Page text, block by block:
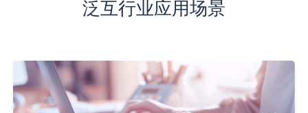
泛互行业应用场景